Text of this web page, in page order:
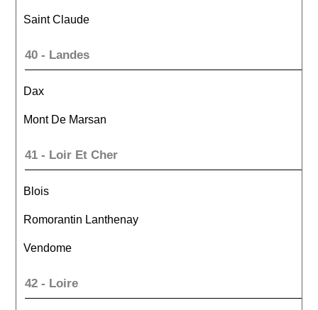
Saint Claude
40 - Landes
Dax
Mont De Marsan
41 - Loir Et Cher
Blois
Romorantin Lanthenay
Vendome
42 - Loire